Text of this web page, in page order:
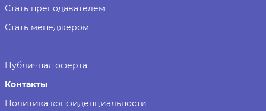
Публичная оферта
Контакты
Политика конфиденциальности
Стать преподавателем
Стать менеджером